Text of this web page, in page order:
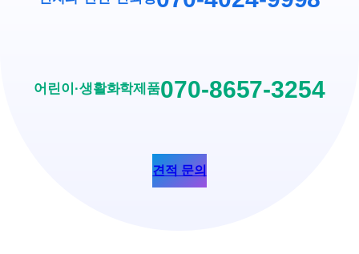
어린이·생활화학제품070-8657-3254
견적 문의